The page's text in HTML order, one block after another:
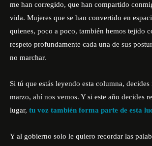
me han corregido, que han compartido
vida. Mujeres que se han convertido en
quienes, poco a poco, también hemos tejido
respeto profundamente cada una de sus
no marchar.
Si tú que estás leyendo esta columna, decides
marzo, ahí nos vemos. Y si este año decides
lugar, tu voz también forma parte de esta
Y al gobierno solo le quiero recordar las